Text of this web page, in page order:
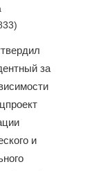
за
и